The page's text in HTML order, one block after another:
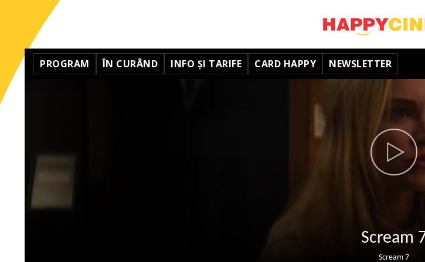
PROGRAM ÎN CURÂND INFO ȘI TARIFE CARD HAPPY NEWSLETTER
Scream
Scream 7